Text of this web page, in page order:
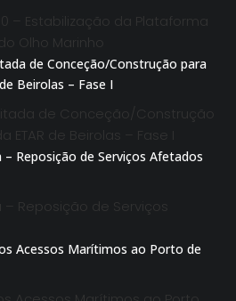
– Estabilização da Plataforma
Olho Marinho
de Conceção/Construção
de Beirolas – Fase I
Reposição de Serviços